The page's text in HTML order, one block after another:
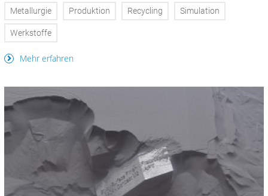
Metallurgie Produktion Recycling Simulation
Werkstoffe
Mehr erfahren